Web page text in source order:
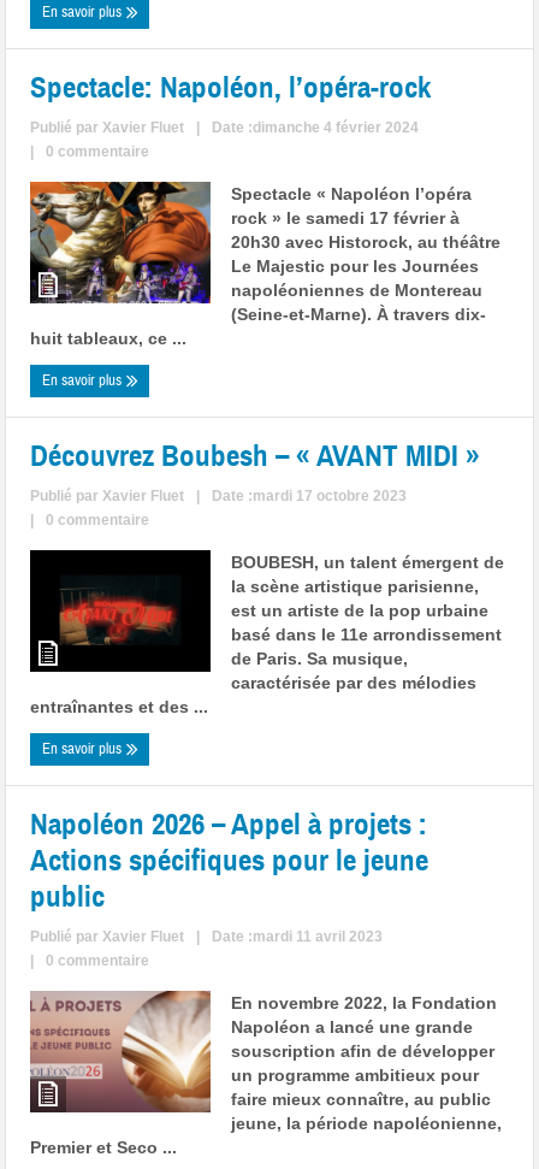
En savoir plus
Spectacle: Napoléon, l’opéra-rock
Publié parXavier Fluet
Date :dimanche 4 février 2024
0 commentaire
Spectacle « Napoléon l’opéra
rock » le samedi 17 février à
20h30 avec Historock, au théâtre
Le Majestic pour les Journées
napoléoniennes de Montereau
(Seine-et-Marne). À travers dix-
huit tableaux, ce ...
En savoir plus
Découvrez Boubesh – « AVANT MIDI »
Publié parXavier Fluet
Date :mardi 17 octobre 2023
0 commentaire
BOUBESH, un talent émergent de
la scène artistique parisienne,
est un artiste de la pop urbaine
basé dans le 11e arrondissement
de Paris. Sa musique,
caractérisée par des mélodies
entraînantes et des ...
En savoir plus
Napoléon 2026 – Appel à projets :
Actions spécifiques pour le jeune
public
Publié parXavier Fluet
Date :mardi 11 avril 2023
0 commentaire
En novembre 2022, la Fondation
Napoléon a lancé une grande
souscription afin de développer
un programme ambitieux pour
faire mieux connaître, au public
jeune, la période napoléonienne,
Premier et Seco ...